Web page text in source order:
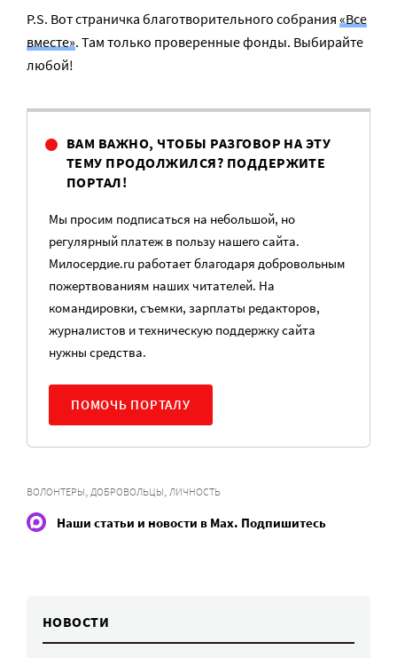
P.S. Вот страничка благотворительного собрания «Все
вместе». Там только проверенные фонды. Выбирайте
любой!
ВАМ ВАЖНО, ЧТОБЫ РАЗГОВОР НА ЭТУ
ТЕМУ ПРОДОЛЖИЛСЯ? ПОДДЕРЖИТЕ
ПОРТАЛ!
Мы просим подписаться на небольшой, но
регулярный платеж в пользу нашего сайта.
Милосердие.ru работает благодаря добровольным
пожертвованиям наших читателей. На
командировки, съемки, зарплаты редакторов,
журналистов и техническую поддержку сайта
нужны средства.
ПОМОЧЬ ПОРТАЛУ
ВОЛОНТЕРЫ, ДОБРОВОЛЬЦЫ, ЛИЧНОСТЬ
Наши статьи и новости в Max. Подпишитесь
НОВОСТИ